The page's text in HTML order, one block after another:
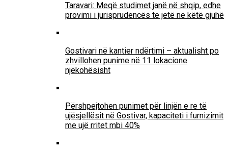
Taravari: Meqë studimet janë në shqip, edhe
provimi i jurisprudencës të jetë në këtë gjuhë
Gostivari në kantier ndërtimi – aktualisht po
zhvillohen punime në 11 lokacione
njëkohësisht
Përshpejtohen punimet për linjën e re të
ujësjellësit në Gostivar, kapaciteti i furnizimit
me ujë rritet mbi 40%